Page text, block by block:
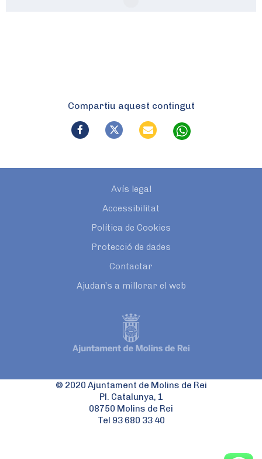
Compartiu aquest contingut
Avís legal
Accessibilitat
Política de Cookies
Protecció de dades
Contactar
Ajudan’s a millorar el web
© 2020 Ajuntament de Molins de Rei
Pl. Catalunya, 1
08750 Molins de Rei
Tel 93 680 33 40